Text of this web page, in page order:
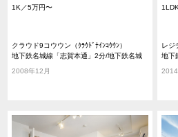
1K／5万円〜
クラウド9コウウン（ｸﾗｳﾄﾞﾅｲﾝｺｳｳﾝ）
地下鉄名城線「志賀本通」2分/地下鉄名城
2008年12月
レジ
地下